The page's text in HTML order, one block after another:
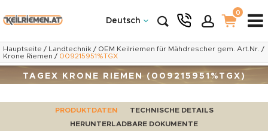
Deutsch
0
Hauptseite / Landtechnik / OEM Keilriemen für Mähdrescher gem. Art.Nr. /
Krone Riemen / 009215951%TGX
TAGEX KRONE RIEMEN (009215951%TGX)
PRODUKTDATEN
TECHNISCHE DETAILS
HERUNTERLADBARE DOKUMENTE